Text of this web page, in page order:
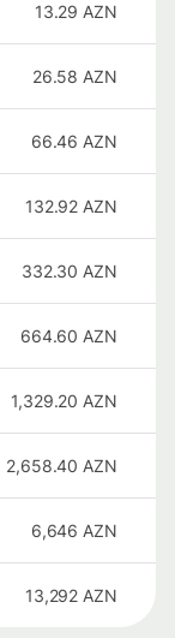
13.29 AZN
26.58 AZN
66.46 AZN
132.92 AZN
332.30 AZN
664.60 AZN
1,329.20 AZN
2,658.40 AZN
6,646 AZN
13,292 AZN